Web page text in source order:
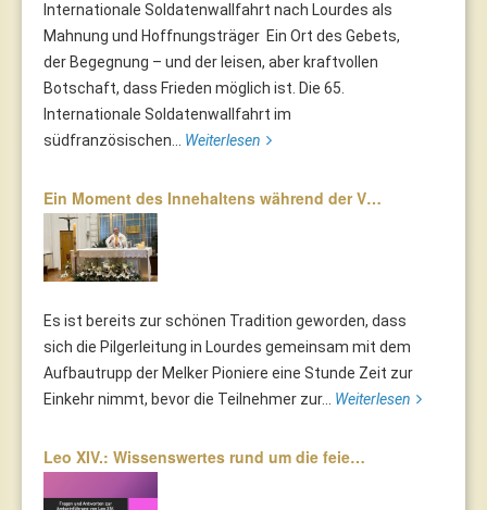
Internationale Soldatenwallfahrt nach Lourdes als
Mahnung und Hoffnungsträger Ein Ort des Gebets,
der Begegnung – und der leisen, aber kraftvollen
Botschaft, dass Frieden möglich ist. Die 65.
Internationale Soldatenwallfahrt im
südfranzösischen... Weiterlesen
Ein Moment des Innehaltens während der V…
Es ist bereits zur schönen Tradition geworden, dass
sich die Pilgerleitung in Lourdes gemeinsam mit dem
Aufbautrupp der Melker Pioniere eine Stunde Zeit zur
Einkehr nimmt, bevor die Teilnehmer zur... Weiterlesen
Leo XIV.: Wissenswertes rund um die feie…